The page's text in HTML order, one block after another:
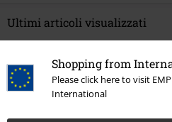
Shopping from
Please click here to visit
International
Ultimi articoli visualizzati